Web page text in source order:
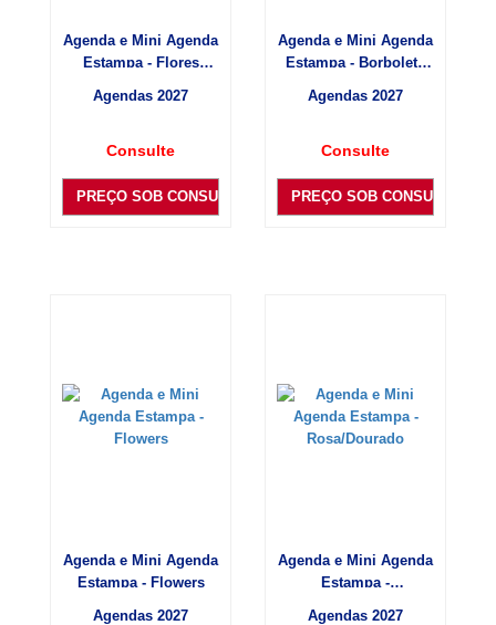
Agenda e Mini Agenda
Estampa - Flores
Agendas 2027
Consulte
PREÇO SOB CONSULTA
Agenda e Mini Agenda
Estampa - Borboleta
Agendas 2027
Consulte
PREÇO SOB CONSULTA
Agenda e Mini Agenda
Estampa - Flowers
Agendas 2027
Agenda e Mini Agenda
Estampa -
Agendas 2027